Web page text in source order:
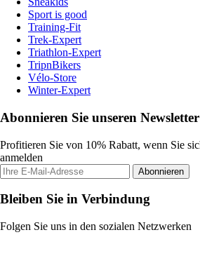
Sport is good
Training-Fit
Trek-Expert
Triathlon-Expert
TripnBikers
Vélo-Store
Winter-Expert
Abonnieren Sie unseren Newsletter
Profitieren Sie von 10% Rabatt, wenn Sie
anmelden
Abonnieren
Bleiben Sie in Verbindung
Folgen Sie uns in den sozialen Netzwerken